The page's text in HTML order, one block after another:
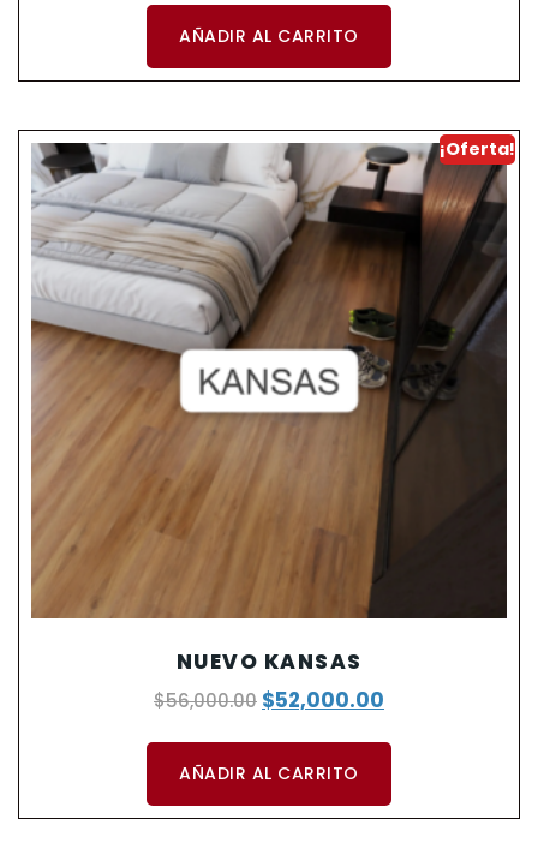
AÑADIR AL CARRITO
¡Oferta!
NUEVO KANSAS
$56,000.00 $52,000.00
AÑADIR AL CARRITO